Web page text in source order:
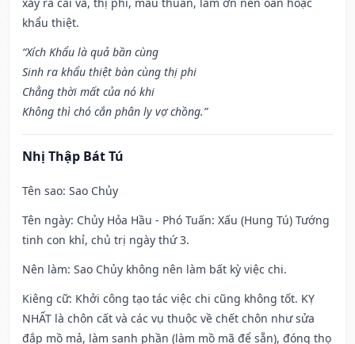
khẩu thiệt.
“Xích Khẩu là quả bần cùng
Sinh ra khẩu thiệt bàn cùng thị phi
Chẳng thời mất của nó khi
Không thì chó cắn phân ly vợ chồng.”
Nhị Thập Bát Tú
Tên sao: Sao Chủy
Tên ngày: Chủy Hỏa Hầu - Phó Tuấn: Xấu (Hung Tú) Tướng
tinh con khỉ, chủ trị ngày thứ 3.
Nên làm: Sao Chủy không nên làm bất kỳ việc chi.
Kiêng cữ: Khởi công tạo tác việc chi cũng không tốt. KỴ
NHẤT là chôn cất và các vụ thuộc về chết chôn như sửa
đắp mồ mả, làm sanh phần (làm mồ mã để sẵn), đóng thọ